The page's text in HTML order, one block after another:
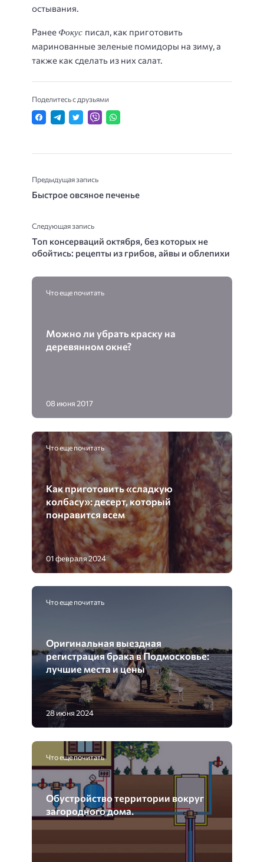
остывания.
Ранее Фокус писал, как приготовить
маринованные зеленые помидоры на зиму, а
также как сделать из них салат.
Поделитесь с друзьями
Предыдущая запись
Быстрое овсяное печенье
Следующая запись
Топ консерваций октября, без которых не
обойтись: рецепты из грибов, айвы и облепихи
Что еще почитать
Можно ли убрать краску на
деревянном окне?
08 июня 2017
Что еще почитать
Как приготовить «сладкую
колбасу»: десерт, который
понравится всем
01 февраля 2024
Что еще почитать
Оригинальная выездная
регистрация брака в Подмосковье:
лучшие места и цены
28 июня 2024
Что еще почитать
Обустройство территории вокруг
загородного дома.